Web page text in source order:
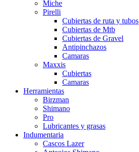
Miche
Pirelli
Cubiertas de ruta y tubos
Cubiertas de Mtb
Cubiertas de Gravel
Antipinchazos
Camaras
Maxxis
Cubiertas
Camaras
Herramientas
Birzman
Shimano
Pro
Lubricantes y grasas
Indumentaria
Cascos Lazer